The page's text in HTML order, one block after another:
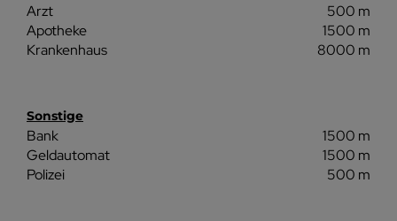
Arzt
500 m
Apotheke
1500 m
Krankenhaus
8000 m
Sonstige
Bank
1500 m
Geldautomat
1500 m
Polizei
500 m